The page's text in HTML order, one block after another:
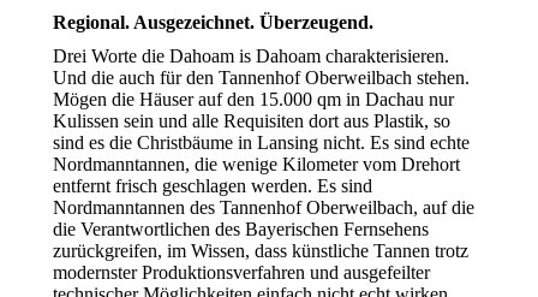
Regional. Ausgezeichnet. Überzeugend.
Drei Worte die Dahoam is Dahoam charakterisieren.
Und die auch für den Tannenhof Oberweilbach stehen.
Mögen die Häuser auf den 15.000 qm in Dachau nur
Kulissen sein und alle Requisiten dort aus Plastik, so
sind es die Christbäume in Lansing nicht. Es sind echte
Nordmanntannen, die wenige Kilometer vom Drehort
entfernt frisch geschlagen werden. Es sind
Nordmanntannen des Tannenhof Oberweilbach, auf die
die Verantwortlichen des Bayerischen Fernsehens
zurückgreifen, im Wissen, dass künstliche Tannen trotz
modernster Produktionsverfahren und ausgefeilter